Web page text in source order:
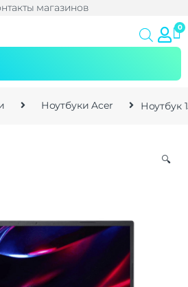
магазинов
Ноутбуки Acer Ноутбук
🔍